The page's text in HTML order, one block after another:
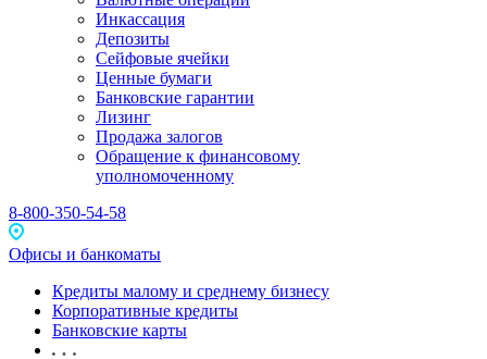
Инкассация
Депозиты
Сейфовые ячейки
Ценные бумаги
Банковские гарантии
Лизинг
Продажа залогов
Обращение к финансовому
уполномоченному
8-800-350-54-58
Офисы и банкоматы
Кредиты малому и среднему бизнесу
Корпоративные кредиты
Банковские карты